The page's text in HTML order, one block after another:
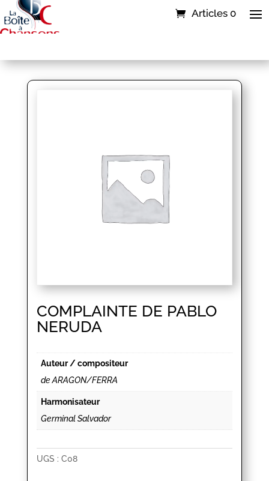
Articles 0
COMPLAINTE DE PABLO
NERUDA
Auteur / compositeur
de ARAGON/FERRA
Harmonisateur
Germinal Salvador
UGS : C08